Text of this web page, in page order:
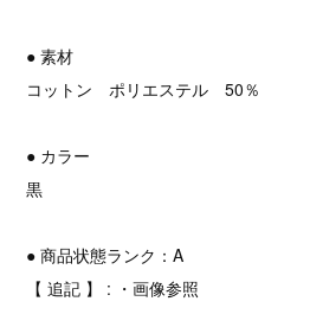
● 素材
コットン ポリエステル 50％
● カラー
黒
● 商品状態ランク：A
【 追記 】 : ・画像参照